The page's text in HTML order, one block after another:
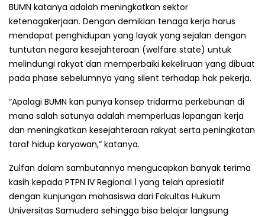
BUMN katanya adalah meningkatkan sektor
ketenagakerjaan. Dengan demikian tenaga kerja harus
mendapat penghidupan yang layak yang sejalan dengan
tuntutan negara kesejahteraan (welfare state) untuk
melindungi rakyat dan memperbaiki kekeliruan yang dibuat
pada phase sebelumnya yang silent terhadap hak pekerja.
“Apalagi BUMN kan punya konsep tridarma perkebunan di
mana salah satunya adalah memperluas lapangan kerja
dan meningkatkan kesejahteraan rakyat serta peningkatan
taraf hidup karyawan,” katanya.
Zulfan dalam sambutannya mengucapkan banyak terima
kasih kepada PTPN IV Regional 1 yang telah apresiatif
dengan kunjungan mahasiswa dari Fakultas Hukum
Universitas Samudera sehingga bisa belajar langsung